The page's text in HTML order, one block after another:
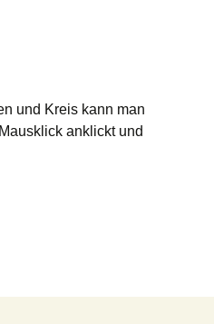
und Kreis kann man
anklickt und